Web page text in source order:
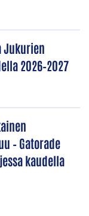
Jukurien
2026–2027
– Gatorade
kaudella